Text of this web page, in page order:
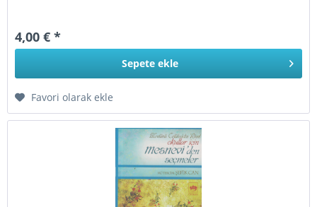
4,00 € *
Sepete ekle
Favori olarak ekle